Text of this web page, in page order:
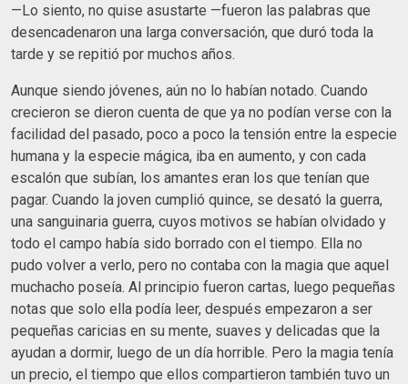
—Lo siento, no quise asustarte —fueron las palabras que
desencadenaron una larga conversación, que duró toda la
tarde y se repitió por muchos años.
Aunque siendo jóvenes, aún no lo habían notado. Cuando
crecieron se dieron cuenta de que ya no podían verse con la
facilidad del pasado, poco a poco la tensión entre la especie
humana y la especie mágica, iba en aumento, y con cada
escalón que subían, los amantes eran los que tenían que
pagar. Cuando la joven cumplió quince, se desató la guerra,
una sanguinaria guerra, cuyos motivos se habían olvidado y
todo el campo había sido borrado con el tiempo. Ella no
pudo volver a verlo, pero no contaba con la magia que aquel
muchacho poseía. Al principio fueron cartas, luego pequeñas
notas que solo ella podía leer, después empezaron a ser
pequeñas caricias en su mente, suaves y delicadas que la
ayudan a dormir, luego de un día horrible. Pero la magia tenía
un precio, el tiempo que ellos compartieron también tuvo un